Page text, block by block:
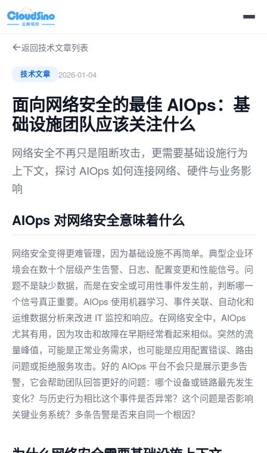
返回技术文章列表
技术文章 2026-01-04
面向网络安全的最佳 AIOps：基
础设施团队应该关注什么
网络安全不再只是阻断攻击，更需要基础设施行为
上下文，探讨 AIOps 如何连接网络、硬件与业务影
响
AIOps 对网络安全意味着什么
网络安全变得更难管理，因为基础设施不再简单。典型企业环
境会在数十个层级产生告警、日志、配置变更和性能信号。问
题不是缺少数据，而是在安全或可用性事件发生前，判断哪一
个信号真正重要。AIOps 使用机器学习、事件关联、自动化和
运维数据分析来改进 IT 监控和响应。在网络安全中，AIOps
尤其有用，因为攻击和故障在早期经常看起来相似。突然的流
量峰值，可能是正常业务需求，也可能是应用配置错误、路由
问题或拒绝服务攻击。好的 AIOps 平台不会只是展示更多告
警，它会帮助团队回答更好的问题：哪个设备或链路最先发生
变化？与历史行为相比这个事件是否异常？这个问题是否影响
关键业务系统？多条告警是否来自同一个根因？